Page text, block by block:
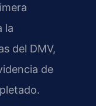
la
del DMV,
de